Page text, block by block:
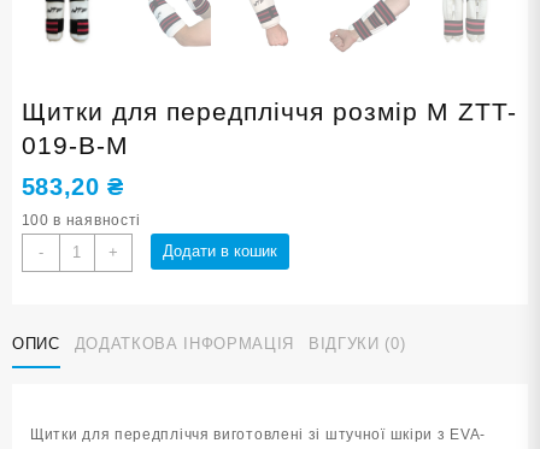
Щитки для передпліччя розмір М ZTT-
019-B-М
583,20₴
100 в наявності
-
Щитки
для
М
ZTT-
+ Додати в кошик
ОПИС ДОДАТКОВА ІНФОРМАЦІЯ ВІДГУКИ (0)
Щитки для передпліччя виготовлені зі штучної шкіри з EVA-